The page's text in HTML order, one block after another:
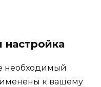
необходимый
к вашему